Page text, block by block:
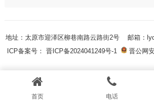
地址：太原市迎泽区柳巷南路云路街2号 邮箱：
ICP备案号： 晋ICP备2024041249号-1
晋公网
首页 电话